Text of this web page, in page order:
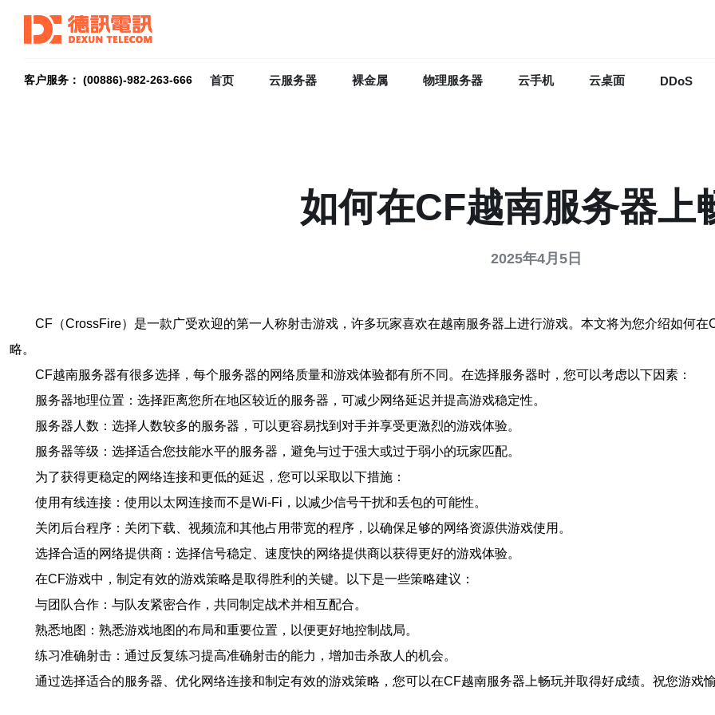
客户服务： (00886)-982-263-666 首页 云服务器 裸金属 物理服务器 云手机 云桌面 DDoS
如何在CF越南服务器上
2025年4月5日
CF（CrossFire）是一款广受欢迎的第一人称射击游戏，许多玩家喜欢在越南服务器上进行游戏。本文将为您介绍如何
略。
CF越南服务器有很多选择，每个服务器的网络质量和游戏体验都有所不同。在选择服务器时，您可以考虑以下因素：
服务器地理位置：选择距离您所在地区较近的服务器，可减少网络延迟并提高游戏稳定性。
服务器人数：选择人数较多的服务器，可以更容易找到对手并享受更激烈的游戏体验。
服务器等级：选择适合您技能水平的服务器，避免与过于强大或过于弱小的玩家匹配。
为了获得更稳定的网络连接和更低的延迟，您可以采取以下措施：
使用有线连接：使用以太网连接而不是Wi-Fi，以减少信号干扰和丢包的可能性。
关闭后台程序：关闭下载、视频流和其他占用带宽的程序，以确保足够的网络资源供游戏使用。
选择合适的网络提供商：选择信号稳定、速度快的网络提供商以获得更好的游戏体验。
在CF游戏中，制定有效的游戏策略是取得胜利的关键。以下是一些策略建议：
与团队合作：与队友紧密合作，共同制定战术并相互配合。
熟悉地图：熟悉游戏地图的布局和重要位置，以便更好地控制战局。
练习准确射击：通过反复练习提高准确射击的能力，增加击杀敌人的机会。
通过选择适合的服务器、优化网络连接和制定有效的游戏策略，您可以在CF越南服务器上畅玩并取得好成绩。祝您游戏